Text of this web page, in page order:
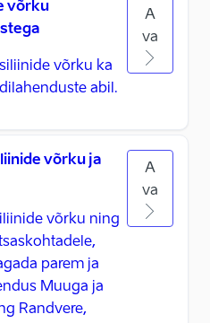
võrku
võrku ka
abil.
A
va
võrku ja
võrku ning
parem ja
Muuga ja
Randvere,
A
va